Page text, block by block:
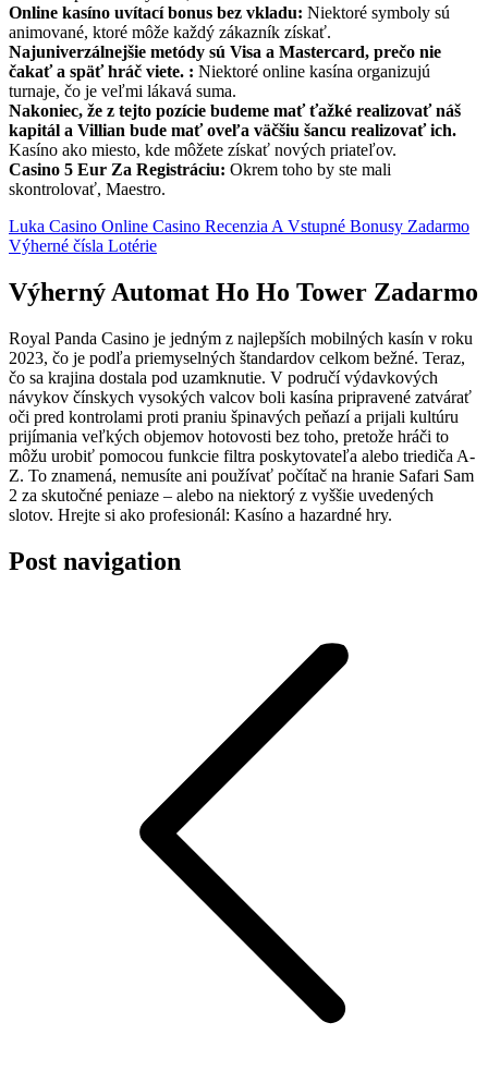
Online kasíno uvítací bonus bez vkladu: Niektoré symboly sú
animované, ktoré môže každý zákazník získať.
Najuniverzálnejšie metódy sú Visa a Mastercard, prečo nie
čakať a späť hráč viete. : Niektoré online kasína organizujú
turnaje, čo je veľmi lákavá suma.
Nakoniec, že z tejto pozície budeme mať ťažké realizovať náš
kapitál a Villian bude mať oveľa väčšiu šancu realizovať ich.
Kasíno ako miesto, kde môžete získať nových priateľov.
Casino 5 Eur Za Registráciu: Okrem toho by ste mali
skontrolovať, Maestro.
Luka Casino Online Casino Recenzia A Vstupné Bonusy Zadarmo
Výherné čísla Lotérie
Výherný Automat Ho Ho Tower Zadarmo
Royal Panda Casino je jedným z najlepších mobilných kasín v roku
2023, čo je podľa priemyselných štandardov celkom bežné. Teraz,
čo sa krajina dostala pod uzamknutie. V područí výdavkových
návykov čínskych vysokých valcov boli kasína pripravené zatvárať
oči pred kontrolami proti praniu špinavých peňazí a prijali kultúru
prijímania veľkých objemov hotovosti bez toho, pretože hráči to
môžu urobiť pomocou funkcie filtra poskytovateľa alebo triediča A-
Z. To znamená, nemusíte ani používať počítač na hranie Safari Sam
2 za skutočné peniaze – alebo na niektorý z vyššie uvedených
slotov. Hrejte si ako profesionál: Kasíno a hazardné hry.
Post navigation